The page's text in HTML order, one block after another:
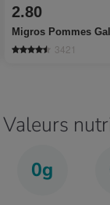
2.80
Migros Pommes
3421
Valeurs
0g